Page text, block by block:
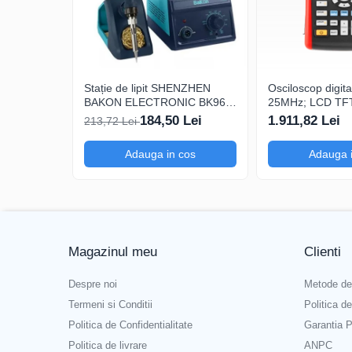
Interval de temperatură al ciocanului de lipit
Funcțiile stației mod
Putere
Interfață
Greutatea ciocanului de lipit 89g
Ce conține pachetul?
Stație de lipit SHENZHEN
BAKON ELECTRONIC BK969,
200...480°C control analogic,
cu buton
213,72 Lei184,50 Lei
Adauga in cos
Osciloscop
25MHz; LCD
250Msps;
cu Decodificare
1.911,82 Lei
Adauga
Magazinul meu
Despre noi
Termeni si Conditii
Politica de Confidentialitate
Politica de livrare
Clienti
Metode
Politica
Garantia
ANPC